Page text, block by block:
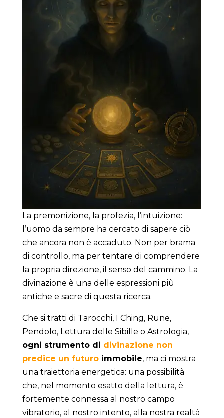
La premonizione, la profezia, l’intuizione:
l’uomo da sempre ha cercato di sapere ciò
che ancora non è accaduto. Non per brama
di controllo, ma per tentare di comprendere
la propria direzione, il senso del cammino. La
divinazione è una delle espressioni più
antiche e sacre di questa ricerca.
Che si tratti di Tarocchi, I Ching, Rune,
Pendolo, Lettura delle Sibille o Astrologia,
ogni strumento di divinazione non
predice un futuroimmobile, ma ci mostra
una traiettoria energetica: una possibilità
che, nel momento esatto della lettura, è
fortemente connessa al nostro campo
vibratorio, al nostro intento, alla nostra realtà